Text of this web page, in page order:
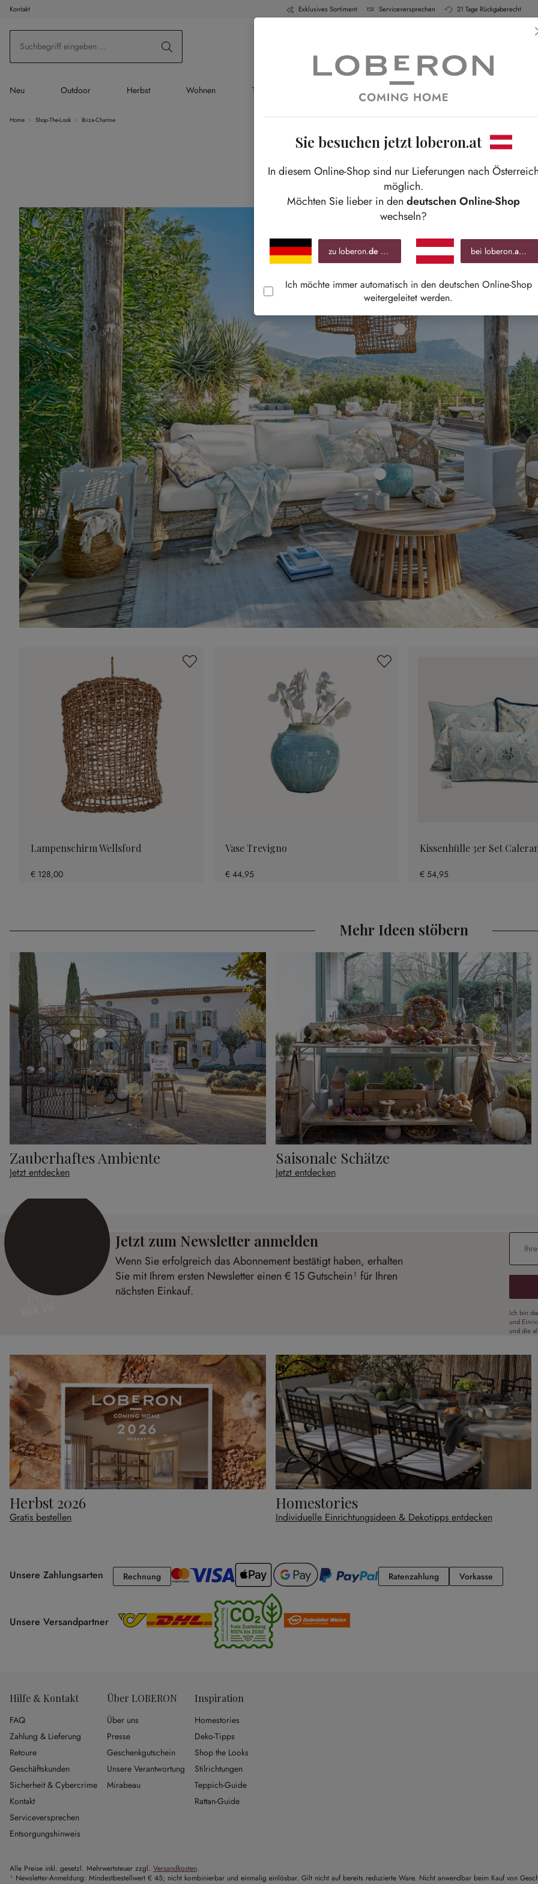
Hauptinhalt springen
Zur Suche springen
Zur Hauptnavigation springen
Kontakt Exklusives Sortiment Serviceversprechen 21 Tage Rückgaberecht
Neu Outdoor Herbst Wohnen Tisch & Küche Schlafen Bad
Home Shop-The-Look Ibiza-Charme
Ibiza-Charme
Holen Sie sich den Bohéme-Stil auf Ihre
Lampenschirm Wellsford
€ 128,00
Vase Trevigno
€ 44,95
Kissenhülle 3er Set
€ 54,95
Mehr Ideen stöbern
Zauberhaftes Ambiente
Jetzt entdecken
Saisonale Schätze
Jetzt entdecken
€ 15
Jetzt zum Newsletter anmelden
Wenn Sie erfolgreich das Abonnement bestätigt haben, erhalten
Sie mit Ihrem ersten Newsletter einen € 15 Gutschein¹ für Ihren
nächsten Einkauf.
E-Mail-
Ich bin
und
und die
Herbst 2026
Gratis bestellen
Homestories
Individuelle Einrichtungsideen & Dekotipps entdecken
Unsere Zahlungsarten RechnungRechnung RatenzahlungRatenzahlung
VorkasseVorkasse
Unsere Versandpartner
Hilfe & Kontakt
FAQ
Zahlung & Lieferung
Retoure
Geschäftskunden
Sicherheit & Cybercrime
Kontakt
Serviceversprechen
Entsorgungshinweis
Über LOBERON
Über uns
Presse
Geschenkgutschein
Unsere Verantwortung
Mirabeau
Inspiration
Homestories
Deko-Tipps
Shop the Looks
Stilrichtungen
Teppich-Guide
Rattan-Guide
Alle Preise inkl. gesetzl. Mehrwertsteuer zzgl. Versandkosten.
¹ Newsletter-Anmeldung: Mindestbestellwert € 45; nicht kombinierbar und einmalig einlösbar. Gilt nicht auf bereits reduzierte Ware. Nicht anwendbar beim Kauf von
Sie besuchen jetzt loberon.at
In diesem Online-Shop sind nur Lieferungen nach
möglich.
Möchten Sie lieber in den deutschen Online-Shop
wechseln?
zu loberon.de bei loberon.at
Ich möchte immer automatisch in den deutschen Online-Shop
weitergeleitet werden.